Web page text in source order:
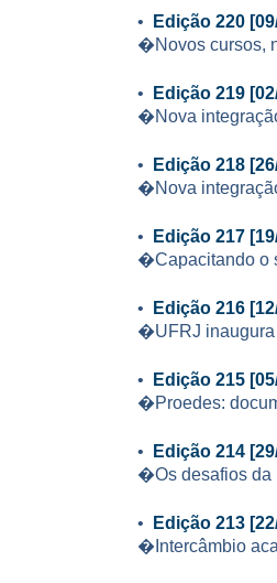
• Edição 220
�Novos cursos,
• Edição 219
�Nova
• Edição 218
�Nova
• Edição 217
�Capacitando o
• Edição 216
�UFRJ
• Edição 215
�Proedes:
• Edição 214
�Os desafios
• Edição 213
�Intercâmbio